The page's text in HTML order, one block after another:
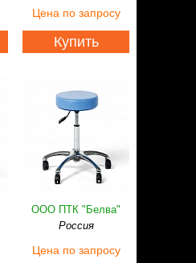
Цена по запросу
Купить
ООО ПТК "Белва"
Россия
Цена по запросу